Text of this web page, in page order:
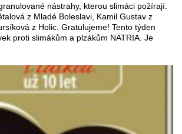
nástrahy, kterou slimáci požírají.
z Mladé Boleslavi, Kamil Gustav z
z Holic. Gratulujeme! Tento týden
proti slimákům a plzákům NATRIA. Je